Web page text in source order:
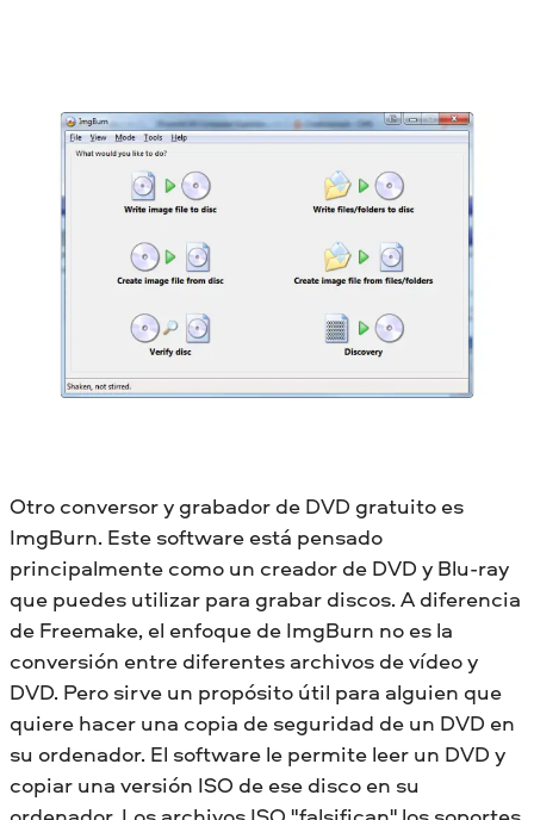
Otro conversor y grabador de DVD gratuito es
ImgBurn. Este software está pensado
principalmente como un creador de DVD y Blu-ray
que puedes utilizar para grabar discos. A diferencia
de Freemake, el enfoque de ImgBurn no es la
conversión entre diferentes archivos de vídeo y
DVD. Pero sirve un propósito útil para alguien que
quiere hacer una copia de seguridad de un DVD en
su ordenador. El software le permite leer un DVD y
copiar una versión ISO de ese disco en su